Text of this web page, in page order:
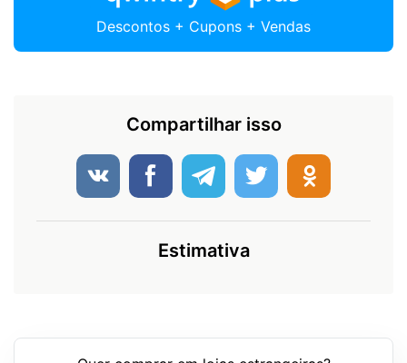
Descontos + Cupons + Vendas
Compartilhar isso
Estimativa